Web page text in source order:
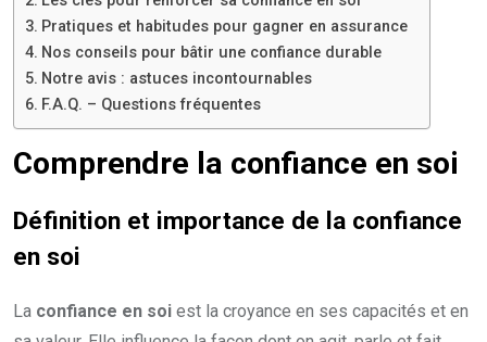
Pratiques et habitudes pour gagner en assurance
Nos conseils pour bâtir une confiance durable
Notre avis : astuces incontournables
F.A.Q. – Questions fréquentes
Comprendre la confiance en soi
Définition et importance de la confiance
en soi
La confiance en soi est la croyance en ses capacités et en